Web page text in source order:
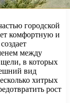
городской
комфортную и
между
в которых
вид
хитрых
рост